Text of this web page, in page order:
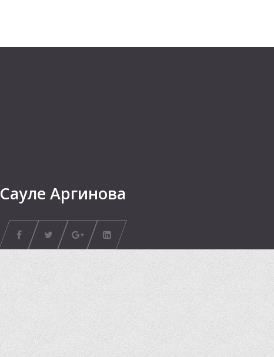
Сауле Аргинова